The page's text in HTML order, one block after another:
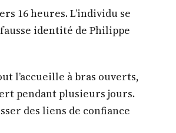
16 heures. L’individu se
identité de Philippe
l’accueille à bras ouverts,
pendant plusieurs jours.
des liens de confiance